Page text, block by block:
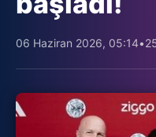
06 Haziran 2026, 05:14•